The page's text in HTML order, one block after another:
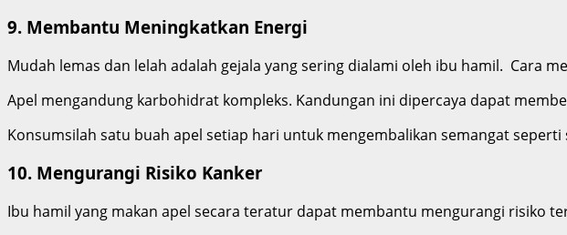
9. Membantu Meningkatkan Energi
Mudah lemas dan lelah adalah gejala yang sering dialami oleh ibu hamil. Cara
Apel mengandung karbohidrat kompleks. Kandungan ini dipercaya dapat
Konsumsilah satu buah apel setiap hari untuk mengembalikan semangat seperti
10. Mengurangi Risiko Kanker
Ibu hamil yang makan apel secara teratur dapat membantu mengurangi risiko